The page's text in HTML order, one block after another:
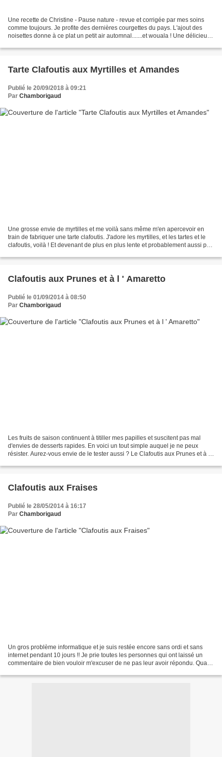
Une recette de Christine - Pause nature - revue et corrigée par mes soins
comme toujours. Je profite des dernières courgettes du pays. L'ajout des
noisettes donne à ce plat un petit air automnal.......et wouala ! Une délicieuse
Tarte Clafoutis aux Myrtilles et Amandes
Publié le 20/09/2018 à 09:21
Par Chamborigaud
Une grosse envie de myrtilles et me voilà sans même m'en apercevoir en
train de fabriquer une tarte clafoutis. J'adore les myrtilles, et les tartes et le
clafoutis, voilà ! Et devenant de plus en plus lente et probablement aussi pas
Clafoutis aux Prunes et à l ' Amaretto
Publié le 01/09/2014 à 08:50
Par Chamborigaud
Les fruits de saison continuent à titiller mes papilles et suscitent pas mal
d'envies de desserts rapides. En voici un tout simple auquel je ne peux
résister. Aurez-vous envie de le tester aussi ? Le Clafoutis aux Prunes et à l '
Clafoutis aux Fraises
Publié le 28/05/2014 à 16:17
Par Chamborigaud
Un gros problème informatique et je suis restée encore sans ordi et sans
internet pendant 10 jours !! Je prie toutes les personnes qui ont laissé un
commentaire de bien vouloir m'excuser de ne pas leur avoir répondu. Quant